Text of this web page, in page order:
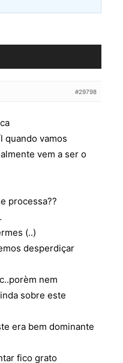
#29798
quando vamos
vem a ser o
processa??
(..)
desperdiçar
nem
sobre este
era bem dominante
fico grato